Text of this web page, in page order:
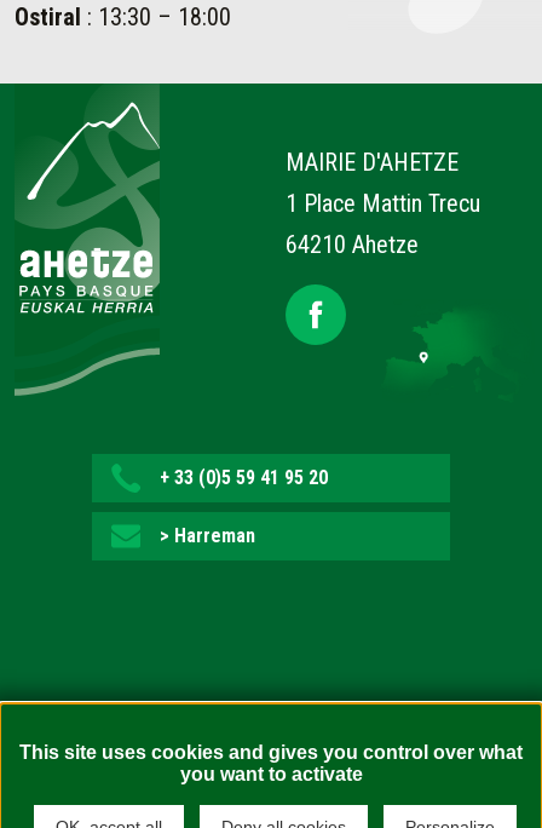
This site uses cookies and gives you control over what
you want to activate
Ostiral : 13:30 – 18:00
MAIRIE D'AHETZE
1 Place Mattin Trecu
64210 Ahetze
+ 33 (0)5 59 41 95 20
> Harreman
Legezko oharrak Webgunearen mapa